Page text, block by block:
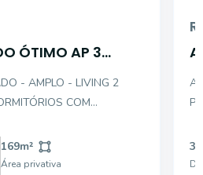
ÓTIMO AP 3
- AMPLO - LIVING 2
COM
LOC
169m²
Área privativa
3